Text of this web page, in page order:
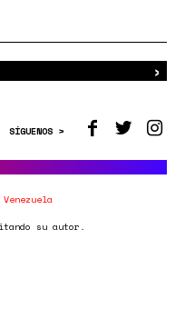
›
SÍGUENOS >
su autor.